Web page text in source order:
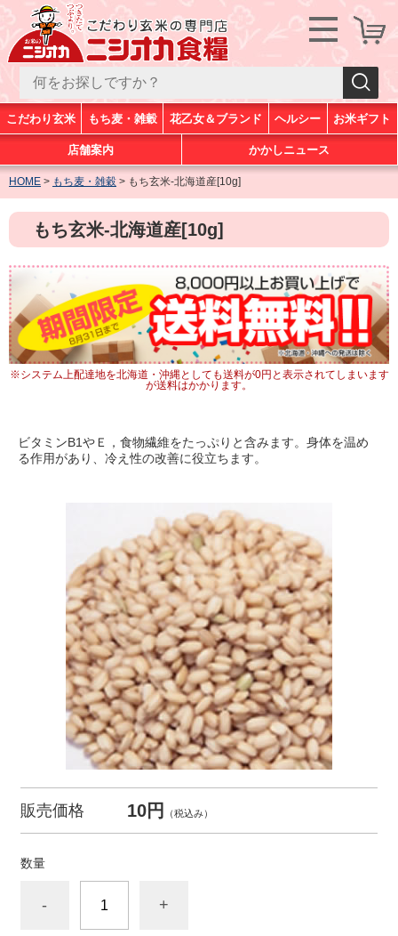
こだわり玄米 もち麦・雑穀 花乙女＆ブランド ヘルシー お米ギフト
店舗案内 かかしニュース
HOME もち麦・雑穀 もち玄米-北海道産[10g]
もち玄米-北海道産[10g]
※システム上配達地を北海道・沖縄としても送料が0円と表示されてしまいます
が送料はかかります。
ビタミンB1やＥ，食物繊維をたっぷりと含みます。身体を温め
る作用があり、冷え性の改善に役立ちます。
販売価格 10円 （税込み）
数量
- +